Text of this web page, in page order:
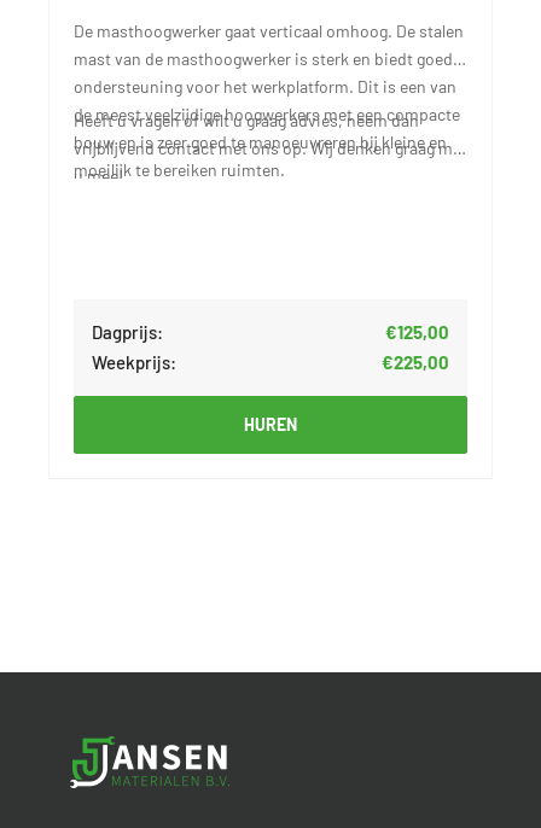
De masthoogwerker gaat verticaal omhoog. De stalen
mast van de masthoogwerker is sterk en biedt goede
ondersteuning voor het werkplatform. Dit is een van
de meest veelzijdige hoogwerkers met een compacte
bouw en is zeer goed te manoeuvreren bij kleine en
moeilijk te bereiken ruimten.
Heeft u vragen of wilt u graag advies, neem dan
vrijblijvend contact met ons op. Wij denken graag met
u mee!
Dagprijs:
€125,00
Weekprijs:
€225,00
HUREN